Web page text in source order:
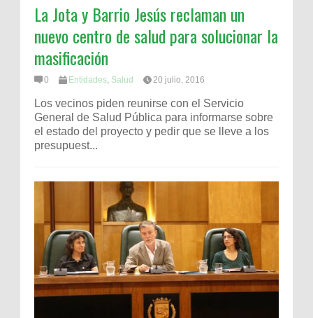
La Jota y Barrio Jesús reclaman un
nuevo centro de salud para solucionar la
masificación
0 Entidades, Salud 20 julio, 2016
Los vecinos piden reunirse con el Servicio
General de Salud Pública para informarse sobre
el estado del proyecto y pedir que se lleve a los
presupuest...